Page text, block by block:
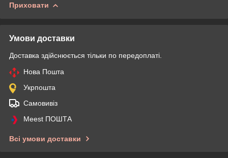
Приховати
Умови доставки
Доставка здійснюється тільки по передоплаті.
Нова Пошта
Укрпошта
Самовивіз
Meest ПОШТА
Всі умови доставки